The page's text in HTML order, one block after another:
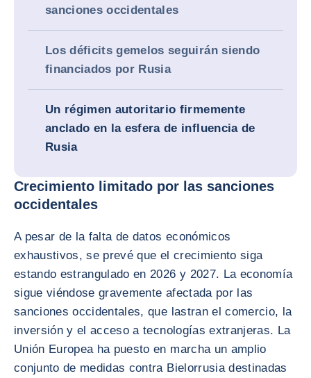
sanciones occidentales
Los déficits gemelos seguirán siendo
financiados por Rusia
Un régimen autoritario firmemente
anclado en la esfera de influencia de
Rusia
Crecimiento limitado por las sanciones
occidentales
A pesar de la falta de datos económicos
exhaustivos, se prevé que el crecimiento siga
estando estrangulado en 2026 y 2027. La economía
sigue viéndose gravemente afectada por las
sanciones occidentales, que lastran el comercio, la
inversión y el acceso a tecnologías extranjeras. La
Unión Europea ha puesto en marcha un amplio
conjunto de medidas contra Bielorrusia destinadas